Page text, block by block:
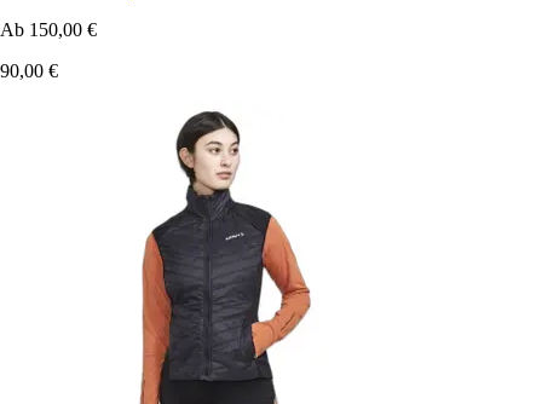
Ab 150,00 €
90,00 €